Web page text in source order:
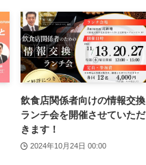
飲食店関係者向けの情報交換
ランチ会を開催させていただ
きます！
2024年10月24日 00:00